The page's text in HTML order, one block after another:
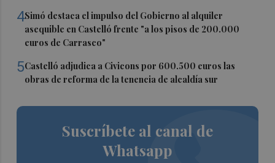
4Simó destaca el impulso del Gobierno al alquiler
asequible en Castelló frente "a los pisos de 200.000
euros de Carrasco"
5Castelló adjudica a Civicons por 600.500 euros las
obras de reforma de la tenencia de alcaldía sur
Suscríbete al canal de
Whatsapp